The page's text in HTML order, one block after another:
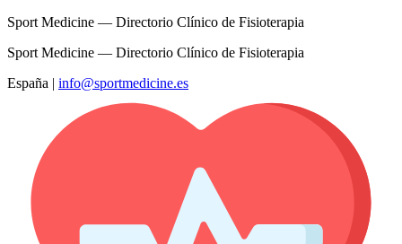
Sport Medicine — Directorio Clínico de Fisioterapia
Sport Medicine — Directorio Clínico de Fisioterapia
España | info@sportmedicine.es